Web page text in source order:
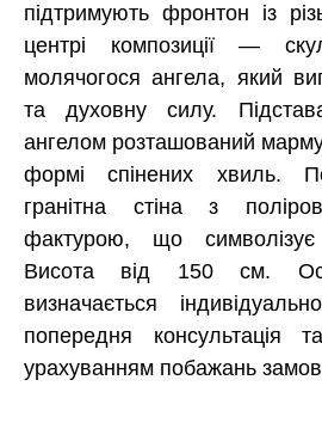
підтримують фронтон із
центрі композиції —
молячогося ангела, який
та духовну силу.
ангелом розташований
формі спінених хвиль.
гранітна стіна з
фактурою, що
Висота від 150 см.
визначається
попередня консультація
урахуванням побажань